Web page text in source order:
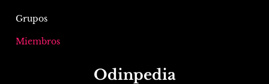
Grupos
Miembros
Odinpedia